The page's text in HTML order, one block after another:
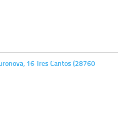
16 Tres Cantos (28760